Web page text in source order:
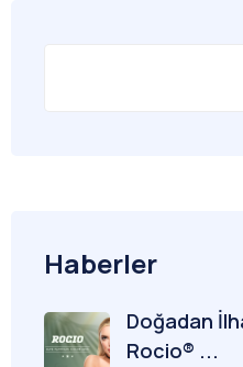
Haberler
Doğadan
Rocio® ...